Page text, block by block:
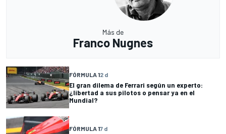
Más de
Franco Nugnes
FÓRMULA 12 d
El gran dilema de Ferrari según un experto:
¿libertad a sus pilotos o pensar ya en el
Mundial?
FÓRMULA 17 d